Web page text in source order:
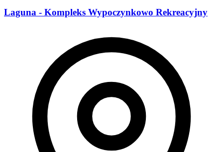
Laguna - Kompleks Wypoczynkowo Rekreacyjny